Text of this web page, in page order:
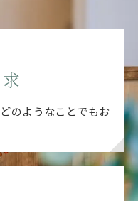
のようなことでもお